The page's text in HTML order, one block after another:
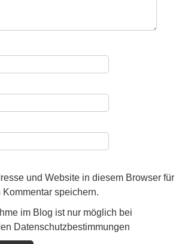
und Website in diesem Browser für
speichern.
im Blog ist nur möglich bei
Datenschutzbestimmungen